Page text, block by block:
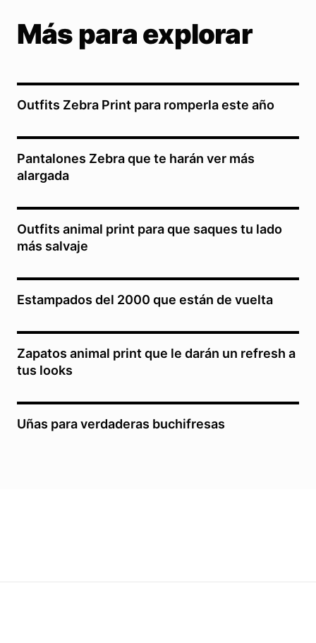
Más para explorar
Outfits Zebra Print para romperla este año
Pantalones Zebra que te harán ver más
alargada
Outfits animal print para que saques tu lado
más salvaje
Estampados del 2000 que están de vuelta
Zapatos animal print que le darán un refresh a
tus looks
Uñas para verdaderas buchifresas